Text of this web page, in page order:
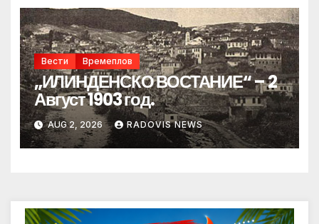
Вести Времеплов
„ИЛИНДЕНСКО ВОСТАНИЕ“ – 2
Август 1903 год.
AUG 2, 2026 RADOVIS NEWS